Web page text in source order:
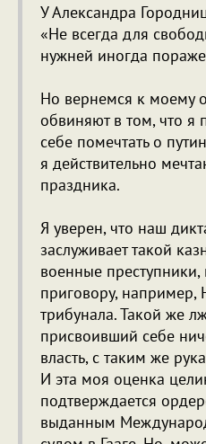
У Александра
«Не всегда для
нужней иногда
Но вернемся к моему
обвиняют в том, что я
себе помечтать о
я действительно
праздника.
Я уверен, что наш
заслуживает такой
военные
приговору, например,
трибунала. Такой же
присвоивший себе
власть, с таким же
И эта моя оценка
подтверждается
выданным